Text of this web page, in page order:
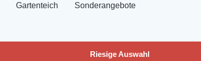
Gartenteich Sonderangebote
Riesige Auswahl